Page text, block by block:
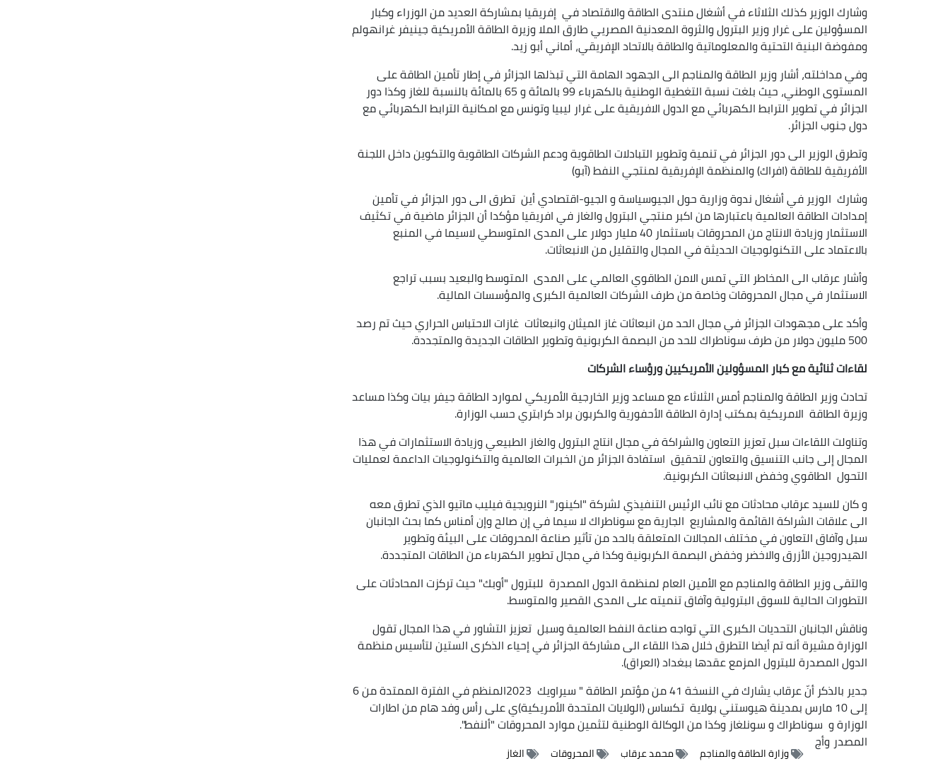
وشارك الوزير كذلك الثلاثاء في أشغال منتدى الطاقة والاقتصاد في إفريقيا بمشاركة العديد من الوزراء وكبار
المسؤولين على غرار وزير البترول والثروة المعدنية المصريي طارق الملا وزيرة الطاقة الأمريكية جينيفر غرانهولم
ومفوضة البنية التحتية والمعلوماتية والطاقة بالاتحاد الإفريقي، أماني أبو زيد.
وفي مداخلته، أشار وزير الطاقة والمناجم الى الجهود الهامة التي تبذلها الجزائر في إطار تأمين الطاقة على
المستوى الوطني، حيث بلغت نسبة التغطية الوطنية بالكهرباء 99 بالمائة و 65 بالمائة بالنسبة للغاز وكذا دور
الجزائر في تطوير الترابط الكهربائي مع الدول الافريقية على غرار ليبيا وتونس مع امكانية الترابط الكهربائي مع
دول جنوب الجزائر.
وتطرق الوزير الى دور الجزائر في تنمية وتطوير التبادلات الطاقوية ودعم الشركات الطاقوية والتكوين داخل اللجنة
الأفريقية للطاقة (افراك) والمنظمة الإفريقية لمنتجي النفط (آبو)
وشارك الوزير في أشغال ندوة وزارية حول الجيوسياسة و الجيو-اقتصادي أين تطرق الى دور الجزائر في تأمين
إمدادات الطاقة العالمية باعتبارها من اكبر منتجي البترول والغاز في افريقيا مؤكدا أن الجزائر ماضية في تكثيف
الاستثمار وزيادة الانتاج من المحروقات باستثمار 40 مليار دولار على المدى المتوسطي لاسيما في المنبع
بالاعتماد على التكنولوجيات الحديثة في المجال والتقليل من الانبعاثات.
وأشار عرقاب الى المخاطر التي تمس الامن الطاقوي العالمي على المدى المتوسط والبعيد بسبب تراجع
الاستثمار في مجال المحروقات وخاصة من طرف الشركات العالمية الكبرى والمؤسسات المالية.
وأكد على مجهودات الجزائر في مجال الحد من انبعاثات غاز الميثان وانبعاثات غازات الاحتباس الحراري حيث تم رصد
500 مليون دولار من طرف سوناطراك للحد من البصمة الكربونية وتطوير الطاقات الجديدة والمتجددة.
لقاءات ثنائية مع كبار المسؤولين الأمريكيين ورؤساء الشركات
تحادث وزير الطاقة والمناجم أمس الثلاثاء مع مساعد وزير الخارجية الأمريكي لموارد الطاقة جيفر بيات وكذا مساعد
وزيرة الطاقة الامريكية بمكتب إدارة الطاقة الأحفورية والكربون براد كرابتري حسب الوزارة.
وتناولت اللقاءات سبل تعزيز التعاون والشراكة في مجال انتاج البترول والغاز الطبيعي وزيادة الاستثمارات في هذا
المجال إلى جانب التنسيق والتعاون لتحقيق استفادة الجزائر من الخبرات العالمية والتكنولوجيات الداعمة لعمليات
التحول الطاقوي وخفض الانبعاثات الكربونية.
و كان للسيد عرقاب محادثات مع نائب الرئيس التنفيذي لشركة "اكينور" النرويجية فيليب ماتيو الذي تطرق معه
الى علاقات الشراكة القائمة والمشاريع الجارية مع سوناطراك لا سيما في إن صالح وإن أمناس كما بحث الجانبان
سبل وآفاق التعاون في مختلف المجالات المتعلقة بالحد من تأثير صناعة المحروقات على البيئة وتطوير
الهيدروجين الأزرق والاخضر وخفض البصمة الكربونية وكذا في مجال تطوير الكهرباء من الطاقات المتجددة.
والتقى وزير الطاقة والمناجم مع الأمين العام لمنظمة الدول المصدرة للبترول "أوبك" حيث تركزت المحادثات على
التطورات الحالية للسوق البترولية وآفاق تنميته على المدى القصير والمتوسط.
وناقش الجانبان التحديات الكبرى التي تواجه صناعة النفط العالمية وسبل تعزيز التشاور في هذا المجال تقول
الوزارة مشيرة أنه تم أيضا التطرق خلال هذا اللقاء الى مشاركة الجزائر في إحياء الذكرى الستين لتأسيس منظمة
الدول المصدرة للبترول المزمع عقدها ببغداد (العراق).
جدير بالذكر أنّ عرقاب يشارك في النسخة 41 من مؤتمر الطاقة " سيراويك 2023المنظم في الفترة الممتدة من 6
إلى 10 مارس بمدينة هيوستني بولاية تكساس (الولايات المتحدة الأمريكية)ي على رأس وفد هام من اطارات
الوزارة و سوناطراك و سونلغاز وكذا من الوكالة الوطنية لتثمين موارد المحروقات "ألنفط".
المصدر وأج
وزارة الطاقة والمناجم محمد عرقاب المحروقات الغاز